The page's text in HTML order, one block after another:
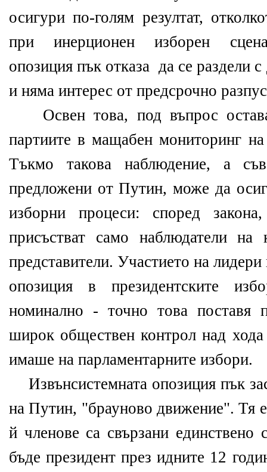
осигури по-голям резултат,
при инерционен изборен
опозиция пък отказа да се раздели
и няма интерес от предсрочно
Освен това, под въпрос остава
партиите в мащабен мониторинг на
Тъкмо такова наблюдение, а
предложени от Путин, може да
изборни процеси: според
присъстват само наблюдатели на
представители. Участието на лидери
опозиция в президентските
номинално - точно това поставя
широк обществен контрол над хода
имаше на парламентарните избори.
Извънсистемната опозиция пък
на Путин, "брауново движение". Тя
й членове са свързани
бъде президент през идните 12